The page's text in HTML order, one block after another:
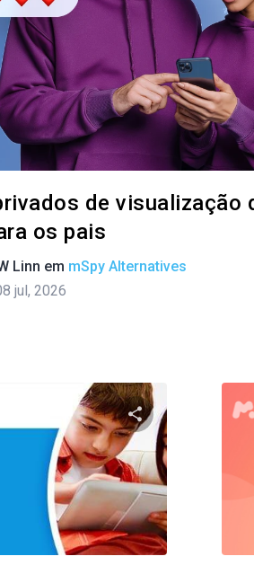
de visualização
os pais
Linn em mSpy Alternatives
jul, 2026
Compartilhe
Twitter